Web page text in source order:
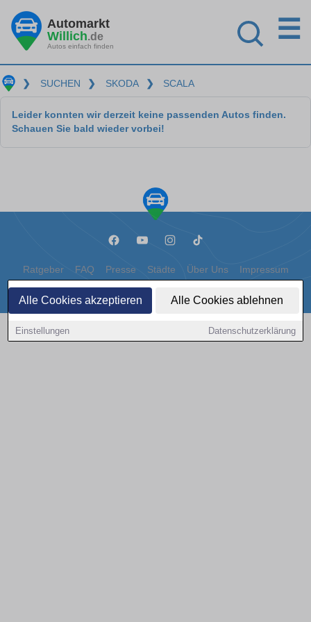
Alle Cookies akzeptieren Alle Cookies ablehnen
Einstellungen Datenschutzerklärung
Automarkt
Willich.de
Autos einfach finden
☰
❯ SUCHEN ❯ SKODA ❯ SCALA
Leider konnten wir derzeit keine passenden Autos finden.
Schauen Sie bald wieder vorbei!
Ratgeber FAQ Presse Städte Über Uns Impressum
Datenschutz Cookies
Copyright © 2000 - 2026 | 1A Infosysteme GmbH | Content by: 1a-sites-autos